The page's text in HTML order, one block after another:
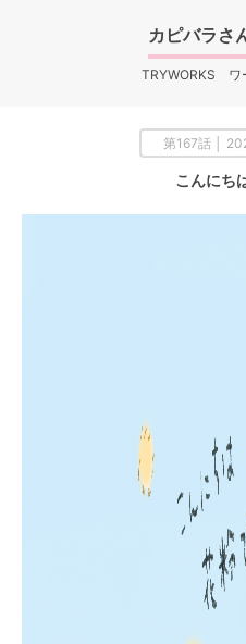
カピバラさ
TRYWORKS ワ
第167話 │
こんにち